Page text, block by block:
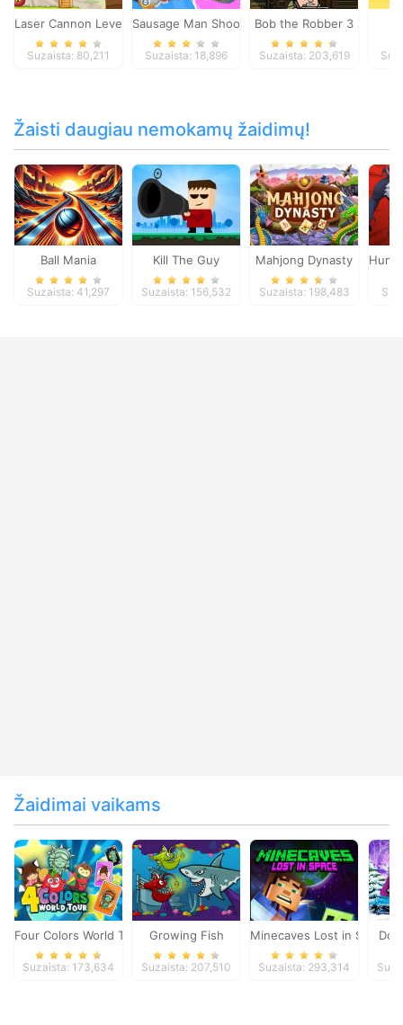
Laser Cannon Levels Pack
Suzaista: 80,211
Sausage Man Shooting Adventure
Suzaista: 18,896
Bob the Robber 3
Suzaista: 203,619
Žaisti daugiau nemokamų žaidimų!
Ball Mania
Suzaista: 41,297
Kill The Guy
Suzaista: 156,532
Mahjong Dynasty
Suzaista: 198,483
Žaidimai vaikams
Four Colors World Tour
Suzaista: 173,634
Growing Fish
Suzaista: 207,510
Minecaves Lost in Space
Suzaista: 293,314